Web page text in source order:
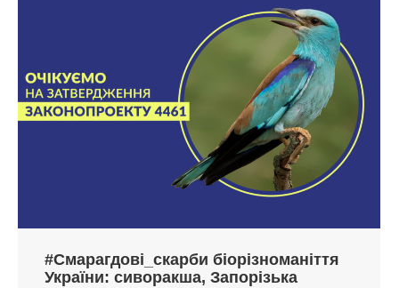
#Смарагдові_скарби біорізноманіття
України: сиворакша, Запорізька